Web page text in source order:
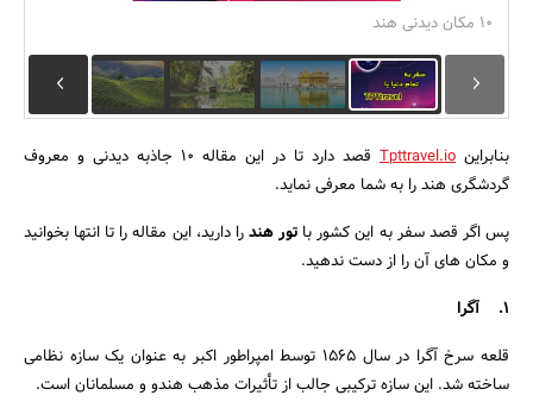
10 مکان دیدنی هند
بنابراین Tpttravel.io
قصد دارد تا در این مقاله 10 جاذبه دیدنی و معروف
گردشگری هند را به شما معرفی نماید.
پس اگر قصد سفر به این کشور با تور هندرا دارید، این مقاله را تا انتها بخوانید
و مکان های آن را از دست ندهید.
1. آگرا
قلعه سرخ آگرا در سال 1565 توسط امپراطور اکبر به عنوان یک سازه نظامی
ساخته شد. این سازه ترکیبی جالب از تأثیرات مذهب هندو و مسلمانان است.